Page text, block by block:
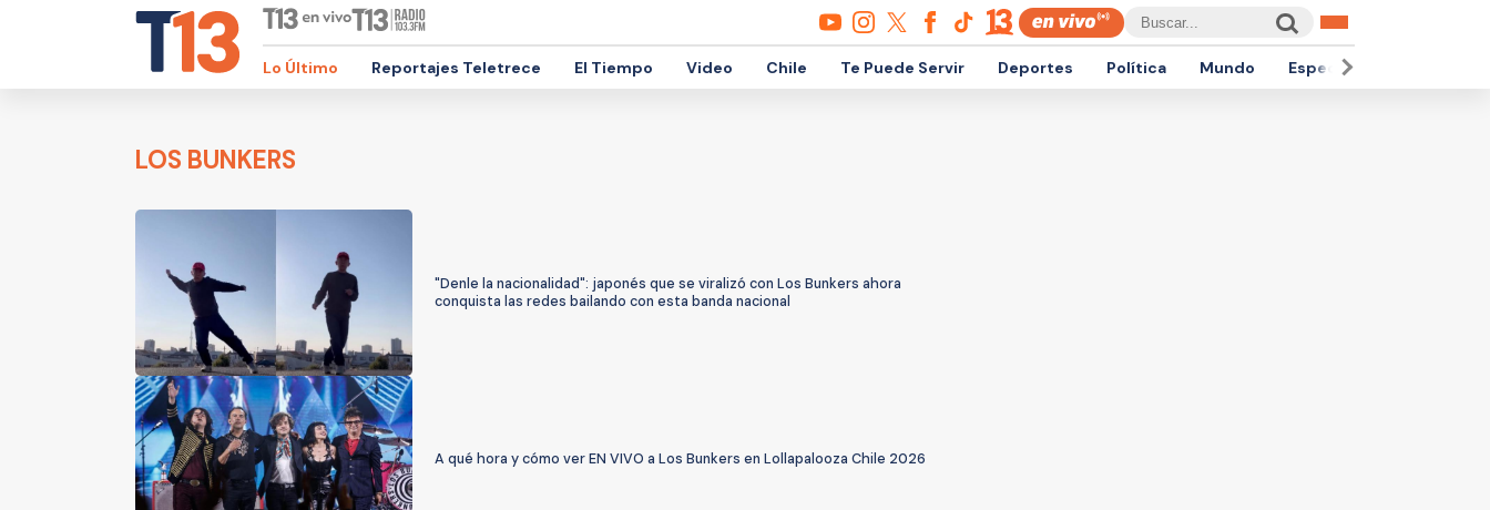
Lo Último Reportajes Teletrece El Tiempo Video Chile Te Puede Servir Deportes Política Mundo Espectáculos
LOS BUNKERS
"Denle la nacionalidad": japonés que se viralizó con Los Bunkers ahora
conquista las redes bailando con esta banda nacional
A qué hora y cómo ver EN VIVO a Los Bunkers en Lollapalooza Chile 2026